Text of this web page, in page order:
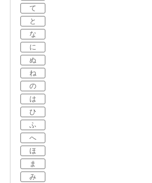
て
と
な
に
ぬ
ね
の
は
ひ
ふ
へ
ほ
ま
み